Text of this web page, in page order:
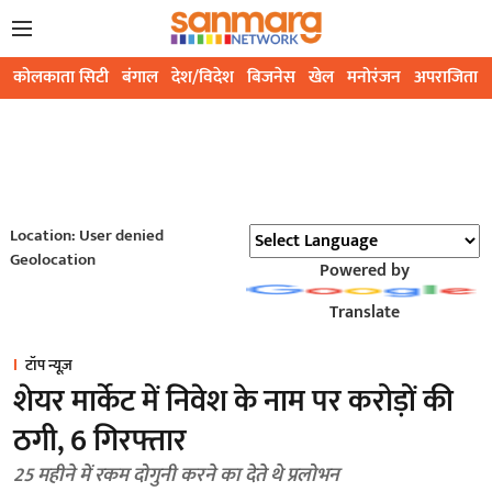
कोलकाता सिटी बंगाल देश/विदेश बिजनेस खेल मनोरंजन अपराजिता
Location: User denied
Geolocation
Powered by
Translate
टॉप न्यूज़
शेयर मार्केट में निवेश के नाम पर करोड़ों की
ठगी, 6 गिरफ्तार
25 महीने में रकम दोगुनी करने का देते थे प्रलोभन